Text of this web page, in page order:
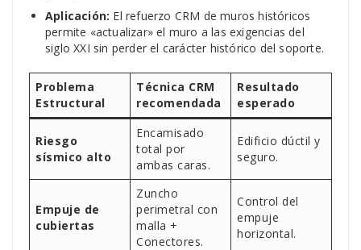
Aplicación: El refuerzo CRM de muros históricos
permite «actualizar» el muro a las exigencias del
siglo XXI sin perder el carácter histórico del soporte.
Problema
Estructural
Técnica CRM
recomendada
Resultado
esperado
Riesgo
sísmico alto
Encamisado
total por
ambas caras.
Edificio dúctil y
seguro.
Empuje de
cubiertas
Zuncho
perimetral con
malla +
Conectores.
Control del
empuje
horizontal.